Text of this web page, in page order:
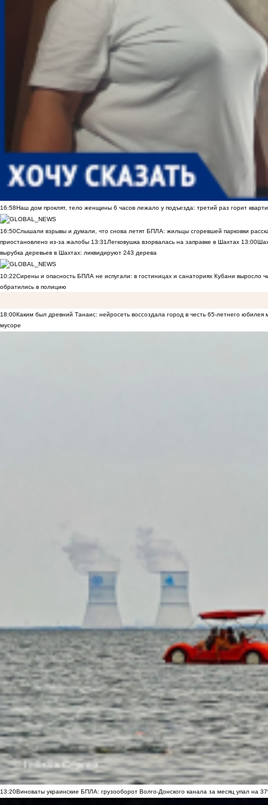
16:58Наш дом проклят, тело женщины 6 часов лежало у подъезда: третий раз горит
16:50Слышали взрывы и думали, что снова летят БПЛА: жильцы сгоревшей парковки
приостановлено из-за жалобы 13:31Легковушка взорвалась на заправке в Шахтах 13:00
вырубка деревьев в Шахтах: ликвидируют 243 дерева
10:22Сирены и опасность БПЛА не испугали: в гостиницах и санаториях Кубани выросло
обратились в полицию
18:00Каким был древний Танаис: нейросеть воссоздала город в честь 65-летнего юбилея
мусоре
13:20Виноваты украинские БПЛА: грузооборот Волго-Донского канала за месяц упал на